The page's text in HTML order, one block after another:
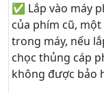
✅ Lắp vào máy
của phím cũ,
trong máy, nếu
chọc thủng cáp
không được bảo